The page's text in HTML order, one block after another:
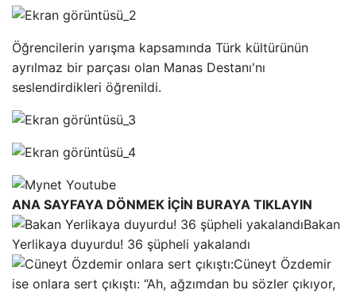
Öğrencilerin yarışma kapsamında Türk kültürünün
ayrılmaz bir parçası olan Manas Destanı'nı
seslendirdikleri öğrenildi.
ANA SAYFAYA DÖNMEK İÇİN BURAYA TIKLAYIN
Bakan
Yerlikaya duyurdu! 36 şüpheli yakalandı
Cüneyt Özdemir
ise onlara sert çıkıştı: “Ah, ağzımdan bu sözler çıkıyor,